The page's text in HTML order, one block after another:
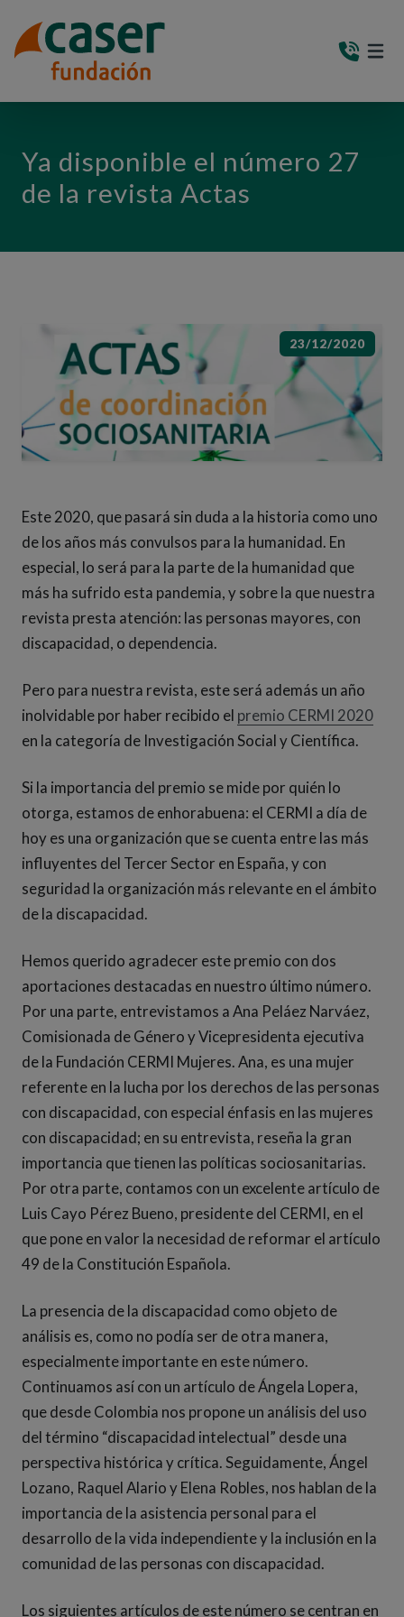
Ya disponible el número 27
de la revista Actas
23/12/2020
Este 2020, que pasará sin duda a la historia como uno
de los años más convulsos para la humanidad. En
especial, lo será para la parte de la humanidad que
más ha sufrido esta pandemia, y sobre la que nuestra
revista presta atención: las personas mayores, con
discapacidad, o dependencia.
Pero para nuestra revista, este será además un año
inolvidable por haber recibido el premio CERMI 2020
en la categoría de Investigación Social y Científica.
Si la importancia del premio se mide por quién lo
otorga, estamos de enhorabuena: el CERMI a día de
hoy es una organización que se cuenta entre las más
influyentes del Tercer Sector en España, y con
seguridad la organización más relevante en el ámbito
de la discapacidad.
Hemos querido agradecer este premio con dos
aportaciones destacadas en nuestro último número.
Por una parte, entrevistamos a Ana Peláez Narváez,
Comisionada de Género y Vicepresidenta ejecutiva
de la Fundación CERMI Mujeres. Ana, es una mujer
referente en la lucha por los derechos de las personas
con discapacidad, con especial énfasis en las mujeres
con discapacidad; en su entrevista, reseña la gran
importancia que tienen las políticas sociosanitarias.
Por otra parte, contamos con un excelente artículo de
Luis Cayo Pérez Bueno, presidente del CERMI, en el
que pone en valor la necesidad de reformar el artículo
49 de la Constitución Española.
La presencia de la discapacidad como objeto de
análisis es, como no podía ser de otra manera,
especialmente importante en este número.
Continuamos así con un artículo de Ángela Lopera,
que desde Colombia nos propone un análisis del uso
del término “discapacidad intelectual” desde una
perspectiva histórica y crítica. Seguidamente, Ángel
Lozano, Raquel Alario y Elena Robles, nos hablan de la
importancia de la asistencia personal para el
desarrollo de la vida independiente y la inclusión en la
comunidad de las personas con discapacidad.
Los siguientes artículos de este número se centran en